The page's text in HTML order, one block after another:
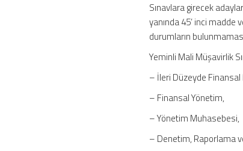
Sınavlara girecek
yanında 45’ inci madde
durumların
Yeminli Mali Müşavirlik
– İleri Düzeyde
– Finansal Yönetim,
– Yönetim Muhasebesi,
– Denetim, Raporlama